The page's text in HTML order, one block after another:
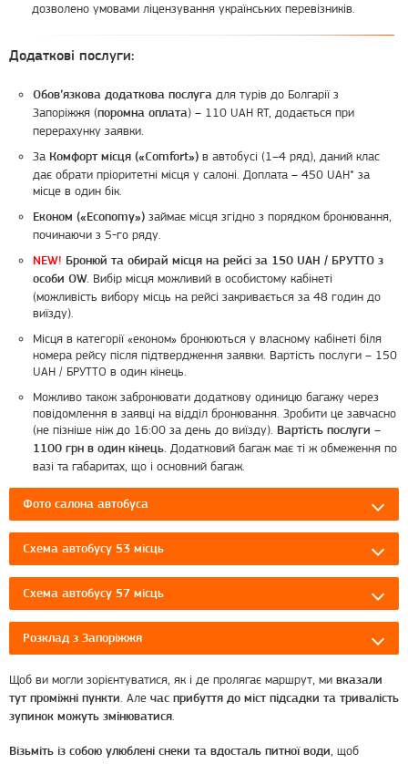
дозволено умовами ліцензування українських перевізників.
Додаткові послуги:
Обов’язкова додаткова послуга для турів до Болгарії з
Запоріжжя (поромна оплата) – 110 UAH RT, додається при
перерахунку заявки.
За Комфорт місця («Comfort») в автобусі (1–4 ряд), даний клас
дає обрати пріоритетні місця у салоні. Доплата – 450 UAH* за
місце в один бік.
Економ («Economy») займає місця згідно з порядком бронювання,
починаючи з 5-го ряду.
NEW! Бронюй та обирай місця на рейсі за 150 UAH / БРУТТО з
особи OW. Вибір місця можливий в особистому кабінеті
(можливість вибору місць на рейсі закривається за 48 годин до
виїзду).
Місця в категорії «економ» бронюються у власному кабінеті біля
номера рейсу після підтвердження заявки. Вартість послуги – 150
UAH / БРУТТО в один кінець.
Можливо також забронювати додаткову одиницю багажу через
повідомлення в заявці на відділ бронювання. Зробити це завчасно
(не пізніше ніж до 16:00 за день до виїзду). Вартість послуги –
1100 грн в один кінець. Додатковий багаж має ті ж обмеження по
вазі та габаритах, що і основний багаж.
Фото салона автобуса
Схема автобусу 53 місць
Схема автобусу 57 місць
Розклад з Запоріжжя
Щоб ви могли зорієнтуватися, як і де пролягає маршрут, ми вказали
тут проміжні пункти . Але час прибуття до міст підсадки та тривалість
зупинок можуть змінюватися
Візьміть із собою улюблені снеки та вдосталь питної води , щоб